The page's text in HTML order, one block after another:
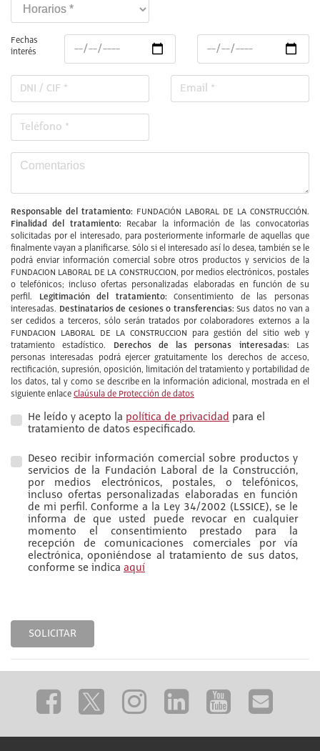
Fechas
interés
Responsable del tratamiento: FUNDACIÓN LABORAL DE LA CONSTRUCCIÓN.
Finalidad del tratamiento: Recabar la información de las convocatorias
solicitadas por el interesado, para posteriormente informarle de aquellas que
finalmente vayan a planificarse. Sólo si el interesado así lo desea, también se le
podrá enviar información comercial sobre otros productos y servicios de la
FUNDACION LABORAL DE LA CONSTRUCCION, por medios electrónicos, postales
o telefónicos; incluso ofertas personalizadas elaboradas en función de su
perfil.
Legitimación del tratamiento: Consentimiento de las personas
interesadas. Destinatarios de cesiones o transferencias: Sus datos no van a
ser cedidos a terceros, sólo serán tratados por colaboradores externos a la
FUNDACION LABORAL DE LA CONSTRUCCION para gestión del sitio web y
tratamiento estadístico.
Derechos de las personas interesadas: Las
personas interesadas podrá ejercer gratuitamente los derechos de acceso,
rectificación, supresión, oposición, limitación del tratamiento y portabilidad de
los datos, tal y como se describe en la información adicional, mostrada en el
siguiente enlace Claúsula de Protección de datos
He leído y acepto la política de privacidad para el
tratamiento de datos especificado.
Deseo recibir información comercial sobre productos y
servicios de la Fundación Laboral de la Construcción,
por medios electrónicos, postales, o telefónicos,
incluso ofertas personalizadas elaboradas en función
de mi perfil. Conforme a la Ley 34/2002 (LSSICE), se le
informa de que usted puede revocar en cualquier
momento el consentimiento prestado para la
recepción de comunicaciones comerciales por vía
electrónica, oponiéndose al tratamiento de sus datos,
conforme se indica aquí
SOLICITAR